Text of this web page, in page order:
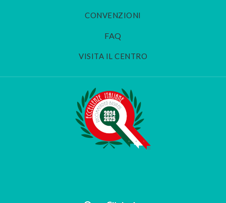
CONVENZIONI
FAQ
VISITA IL CENTRO